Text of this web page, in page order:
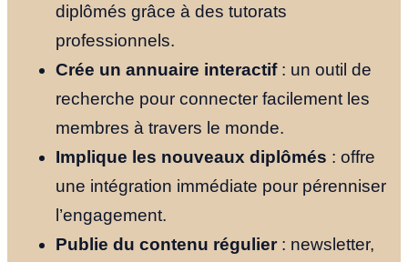
diplômés grâce à des tutorats
professionnels.
Crée un annuaire interactif: un outil de
recherche pour connecter facilement les
membres à travers le monde.
Implique les nouveaux diplômés : offre
une intégration immédiate pour pérenniser
l’engagement.
Publie du contenu régulier: newsletter,